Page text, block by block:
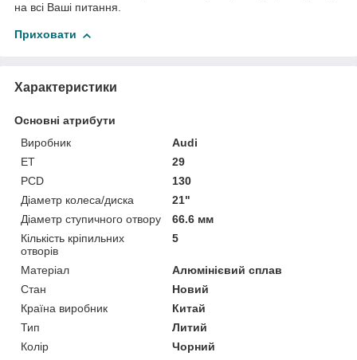
на всі Ваші питання.
Приховати
Характеристики
Основні атрибути
Виробник
Audi
ET
29
PCD
130
Діаметр колеса/диска
21"
Діаметр ступичного отвору
66.6 мм
Кількість кріпильних
отворів
5
Матеріал
Алюмінієвий сплав
Стан
Новий
Країна виробник
Китай
Тип
Литий
Колір
Чорний